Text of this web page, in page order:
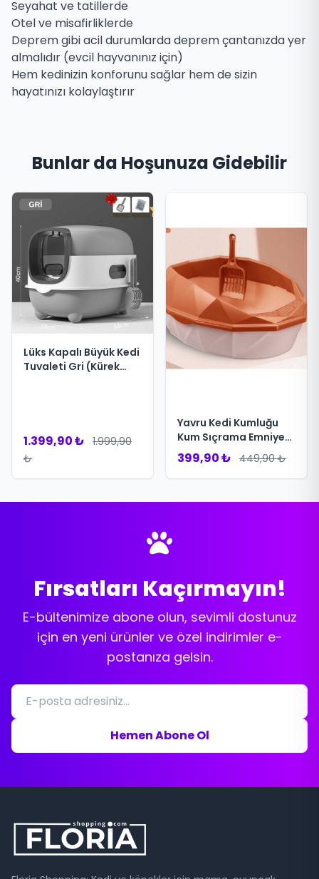
Seyahat ve tatillerde
Otel ve misafirliklerde
Deprem gibi acil durumlarda deprem çantanızda yer
almalıdır (evcil hayvanınız için)
Hem kedinizin konforunu sağlar hem de sizin
hayatınızı kolaylaştırır
Bunlar da Hoşunuza Gidebilir
Lüks Kapalı Büyük Kedi
Tuvaleti Gri (Kürek
1.399,90 ₺ 1.999,90
₺
Yavru Kedi Kumluğu
Kum Sıçrama Emniyetli
Kürek Hediyeli Kedi
Tuvalet Kabı
399,90 ₺ 449,90 ₺
Fırsatları Kaçırmayın!
E-bültenimize abone olun, sevimli dostunuz
için en yeni ürünler ve özel indirimler e-
postanıza gelsin.
Hemen Abone Ol